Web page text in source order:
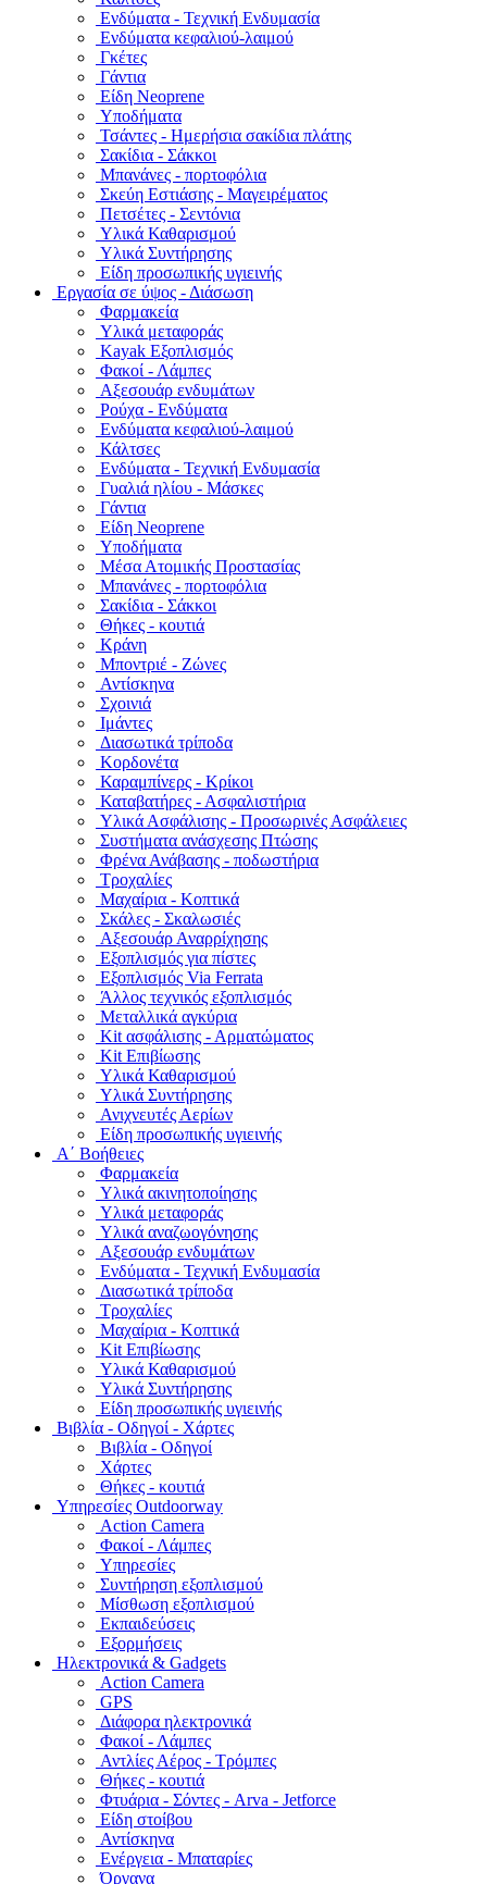
Ενδύματα - Τεχνική Ενδυμασία
Ενδύματα κεφαλιού-λαιμού
Γκέτες
Γάντια
Είδη Neoprene
Υποδήματα
Τσάντες - Ημερήσια σακίδια πλάτης
Σακίδια - Σάκκοι
Μπανάνες - πορτοφόλια
Σκεύη Εστιάσης - Μαγειρέματος
Πετσέτες - Σεντόνια
Υλικά Καθαρισμού
Υλικά Συντήρησης
Είδη προσωπικής υγιεινής
Εργασία σε ύψος - Διάσωση
Φαρμακεία
Υλικά μεταφοράς
Kayak Εξοπλισμός
Φακοί - Λάμπες
Αξεσουάρ ενδυμάτων
Ρούχα - Ενδύματα
Ενδύματα κεφαλιού-λαιμού
Κάλτσες
Ενδύματα - Τεχνική Ενδυμασία
Γυαλιά ηλίου - Μάσκες
Γάντια
Είδη Neoprene
Υποδήματα
Μέσα Ατομικής Προστασίας
Μπανάνες - πορτοφόλια
Σακίδια - Σάκκοι
Θήκες - κουτιά
Κράνη
Μποντριέ - Ζώνες
Αντίσκηνα
Σχοινιά
Ιμάντες
Διασωτικά τρίποδα
Κορδονέτα
Καραμπίνερς - Κρίκοι
Καταβατήρες - Ασφαλιστήρια
Υλικά Ασφάλισης - Προσωρινές Ασφάλειες
Συστήματα ανάσχεσης Πτώσης
Φρένα Ανάβασης - ποδωστήρια
Τροχαλίες
Μαχαίρια - Κοπτικά
Σκάλες - Σκαλωσιές
Αξεσουάρ Αναρρίχησης
Εξοπλισμός για πίστες
Εξοπλισμός Via Ferrata
Άλλος τεχνικός εξοπλισμός
Μεταλλικά αγκύρια
Kit ασφάλισης - Αρματώματος
Kit Επιβίωσης
Υλικά Καθαρισμού
Υλικά Συντήρησης
Ανιχνευτές Αερίων
Είδη προσωπικής υγιεινής
Α΄ Βοήθειες
Φαρμακεία
Υλικά ακινητοποίησης
Υλικά μεταφοράς
Υλικά αναζωογόνησης
Αξεσουάρ ενδυμάτων
Ενδύματα - Τεχνική Ενδυμασία
Διασωτικά τρίποδα
Τροχαλίες
Μαχαίρια - Κοπτικά
Kit Επιβίωσης
Υλικά Καθαρισμού
Υλικά Συντήρησης
Είδη προσωπικής υγιεινής
Bιβλία - Οδηγοί - Χάρτες
Βιβλία - Οδηγοί
Χάρτες
Θήκες - κουτιά
Υπηρεσίες Outdoorway
Action Camera
Φακοί - Λάμπες
Υπηρεσίες
Συντήρηση εξοπλισμού
Μίσθωση εξοπλισμού
Εκπαιδεύσεις
Εξορμήσεις
Ηλεκτρονικά & Gadgets
Action Camera
GPS
Διάφορα ηλεκτρονικά
Φακοί - Λάμπες
Αντλίες Αέρος - Τρόμπες
Θήκες - κουτιά
Φτυάρια - Σόντες - Arva - Jetforce
Είδη στοίβου
Αντίσκηνα
Ενέργεια - Μπαταρίες
Όργανα